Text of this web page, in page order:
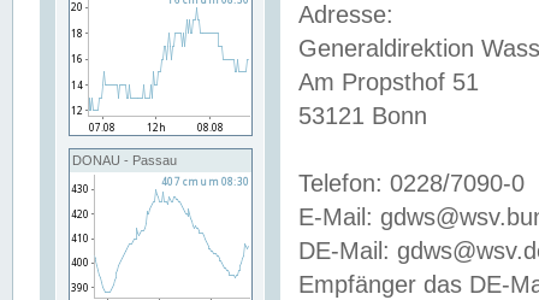
DONAU - Passau
Adresse:
Generaldirektion
Am Propsthof 51
53121 Bonn
Telefon: 0228/7090-0
E-Mail:
DE-Mail:
Empfänger das DE-